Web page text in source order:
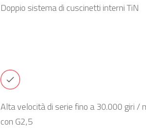
Doppio sistema di cuscinetti interni TiN
Alta velocità di serie fino a 30.000 giri /
con G2,5